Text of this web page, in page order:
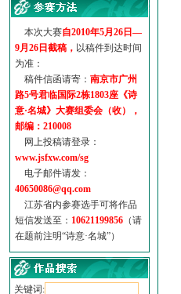
诗意名城·地铁时间
地铁完美呈现【诗意·名城...
参赛作品多达5000多首
“诗意·名城”晒诗会
特别通知--致广大诗词爱好...
本次大赛自2010年5月26日—
9月26日截稿， 以稿件到达时间
为准：
稿件信函请寄： 南京市广州
路5号君临国际2栋1803座《诗
意·名城》大赛组委会（收），
邮编：210008
网上投稿请登录：
www.jsfxw.com/sg
电子邮件请发：
40650086@qq.com
江苏省内参赛选手可将作品
短信发送至： 10621199856 （请
在题前注明“诗意·名城”）
关键词: